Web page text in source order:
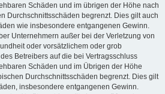
Schäden und im übrigen der Höhe nach
Durchschnittsschäden begrenzt. Dies gilt auch
wie insbesondere entgangenen Gewinn.
Unternehmern außer bei der Verletzung von
oder vorsätzlichem oder grob
Betreibers auf die bei Vertragsschluss
Schäden und im Übrigen der Höhe
Durchschnittsschäden begrenzt. Dies gilt
insbesondere entgangenen Gewinn.